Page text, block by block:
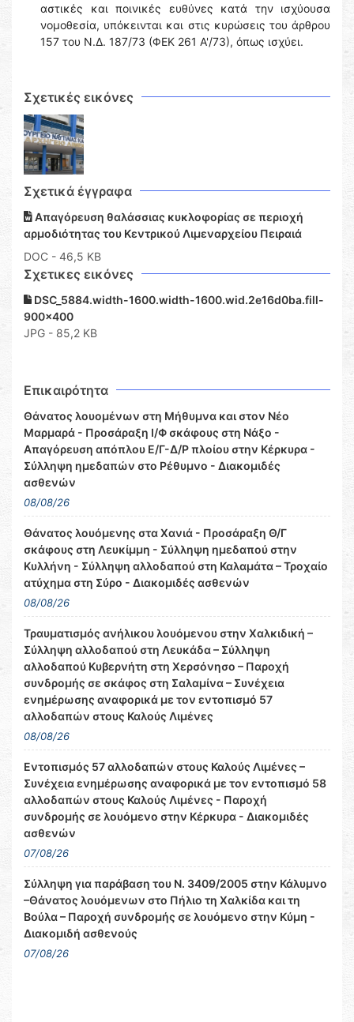
αστικές και ποινικές ευθύνες κατά την ισχύουσα
νομοθεσία, υπόκεινται και στις κυρώσεις του άρθρου
157 του Ν.Δ. 187/73 (ΦΕΚ 261 Α'/73), όπως ισχύει.
Σχετικές εικόνες
Σχετικά έγγραφα
Απαγόρευση θαλάσσιας κυκλοφορίας σε περιοχή
αρμοδιότητας του Κεντρικού Λιμεναρχείου Πειραιά
DOC - 46,5 KB
Σχετικες εικόνες
DSC_5884.width-1600.width-1600.wid.2e16d0ba.fill-
900x400
JPG - 85,2 KB
Επικαιρότητα
Θάνατος λουομένων στη Μήθυμνα και στον Νέο
Μαρμαρά - Προσάραξη Ι/Φ σκάφους στη Νάξο -
Απαγόρευση απόπλου Ε/Γ-Δ/Ρ πλοίου στην Κέρκυρα -
Σύλληψη ημεδαπών στο Ρέθυμνο - Διακομιδές
ασθενών
08/08/26
Θάνατος λουόμενης στα Χανιά - Προσάραξη Θ/Γ
σκάφους στη Λευκίμμη - Σύλληψη ημεδαπού στην
Κυλλήνη - Σύλληψη αλλοδαπού στη Καλαμάτα – Τροχαίο
ατύχημα στη Σύρο - Διακομιδές ασθενών
08/08/26
Τραυματισμός ανήλικου λουόμενου στην Χαλκιδική –
Σύλληψη αλλοδαπού στη Λευκάδα – Σύλληψη
αλλοδαπού Κυβερνήτη στη Χερσόνησο – Παροχή
συνδρομής σε σκάφος στη Σαλαμίνα – Συνέχεια
ενημέρωσης αναφορικά με τον εντοπισμό 57
αλλοδαπών στους Καλούς Λιμένες
08/08/26
Εντοπισμός 57 αλλοδαπών στους Καλούς Λιμένες –
Συνέχεια ενημέρωσης αναφορικά με τον εντοπισμό 58
αλλοδαπών στους Καλούς Λιμένες - Παροχή
συνδρομής σε λουόμενο στην Κέρκυρα - Διακομιδές
ασθενών
07/08/26
Σύλληψη για παράβαση του Ν. 3409/2005 στην Κάλυμνο
–Θάνατος λουόμενων στο Πήλιο τη Χαλκίδα και τη
Βούλα – Παροχή συνδρομής σε λουόμενο στην Κύμη -
Διακομιδή ασθενούς
07/08/26